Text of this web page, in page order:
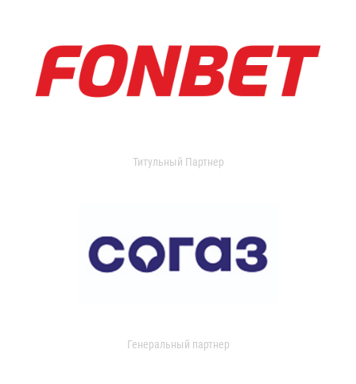
Титульный Партнер
Генеральный партнер